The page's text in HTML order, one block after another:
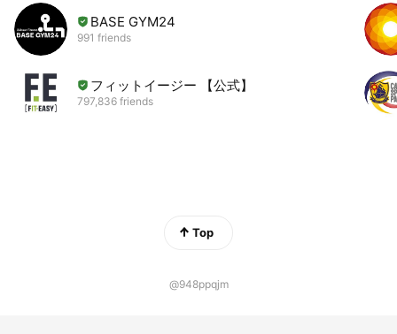
BASE GYM24
991 friends
フィットイージー 【公式】
797,836 friends
Top
@948ppqjm